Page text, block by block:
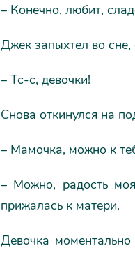
– Конечно, любит,
Джек запыхтел во
– Тс-с, девочки!
Снова откинулся на
– Мамочка, можно к
– Можно, радость
прижалась к матери.
Девочка моментально